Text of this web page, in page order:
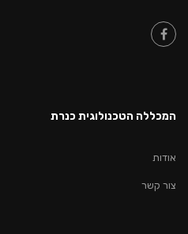
המכללה הטכנולוגית כנרת
אודות
צור קשר